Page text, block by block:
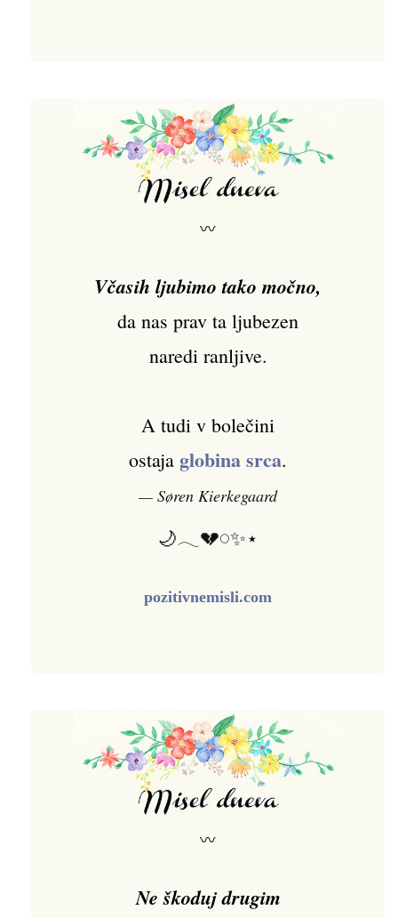
〰
Včasih ljubimo tako močno,
da nas prav ta ljubezen
naredi ranljive.
A tudi v bolečini
ostaja globina srca.
— Søren Kierkegaard
🌙𓂃💔𓏸✨⋆
pozitivnemisli.com
〰
Ne škoduj drugim